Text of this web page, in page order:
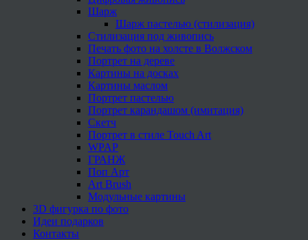
Шарж
Шарж пастелью (стилизация)
Стилизация под живопись
Печать фото на холсте в Волжском
Портрет на дереве
Картины на досках
Картины маслом
Портрет пастелью
Портрет карандашом (имитация)
Скетч
Портрет в стиле Touch Art
WPAP
ГРАНЖ
Поп Арт
Art Brush
Модульные картины
3D фигурка по фото
Идеи подарков
Контакты